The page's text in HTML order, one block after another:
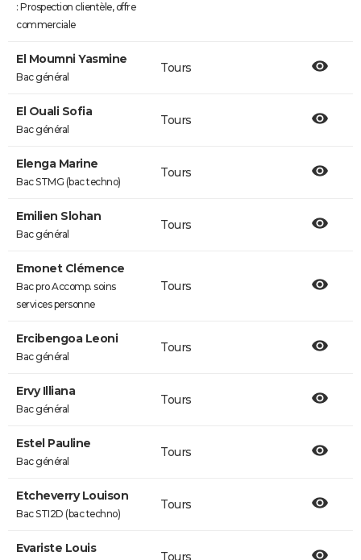
: Prospection clientèle, offre
commerciale
El Moumni Yasmine
Bac général
Tours
El Ouali Sofia
Bac général
Tours
Elenga Marine
Bac STMG (bac techno)
Tours
Emilien Slohan
Bac général
Tours
Emonet Clémence
Bac pro Accomp. soins
services personne
Tours
Ercibengoa Leoni
Bac général
Tours
Ervy Illiana
Bac général
Tours
Estel Pauline
Bac général
Tours
Etcheverry Louison
Bac STI2D (bac techno)
Tours
Evariste Louis
Tours